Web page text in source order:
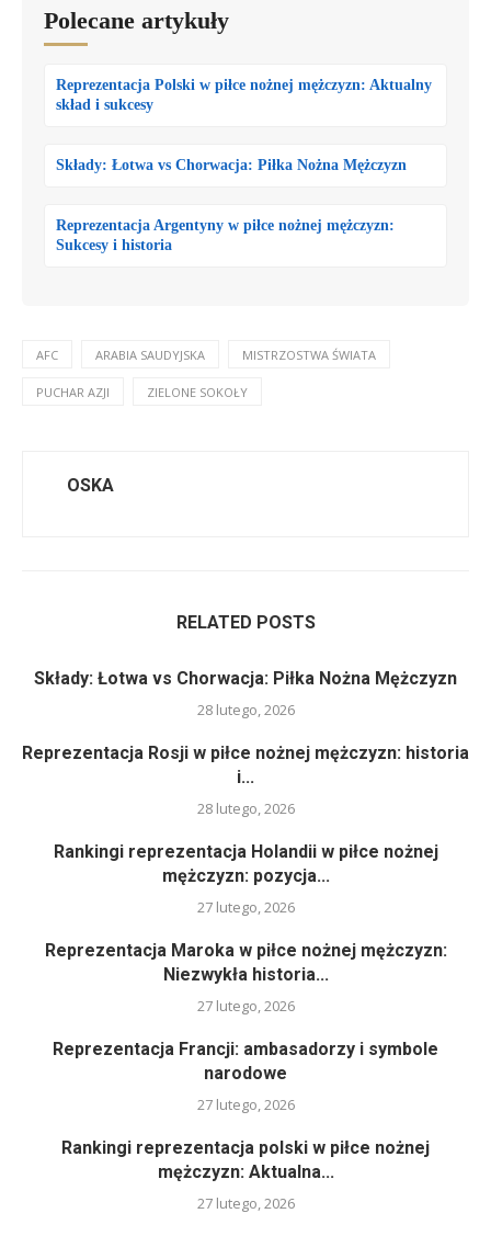
Polecane artykuły
Reprezentacja Polski w piłce nożnej mężczyzn: Aktualny
skład i sukcesy
Składy: Łotwa vs Chorwacja: Piłka Nożna Mężczyzn
Reprezentacja Argentyny w piłce nożnej mężczyzn:
Sukcesy i historia
AFC ARABIA SAUDYJSKA MISTRZOSTWA ŚWIATA
PUCHAR AZJI ZIELONE SOKOŁY
OSKA
RELATED POSTS
Składy: Łotwa vs Chorwacja: Piłka Nożna Mężczyzn
28 lutego, 2026
Reprezentacja Rosji w piłce nożnej mężczyzn: historia
i...
28 lutego, 2026
Rankingi reprezentacja Holandii w piłce nożnej
mężczyzn: pozycja...
27 lutego, 2026
Reprezentacja Maroka w piłce nożnej mężczyzn:
Niezwykła historia...
27 lutego, 2026
Reprezentacja Francji: ambasadorzy i symbole
narodowe
27 lutego, 2026
Rankingi reprezentacja polski w piłce nożnej
mężczyzn: Aktualna...
27 lutego, 2026